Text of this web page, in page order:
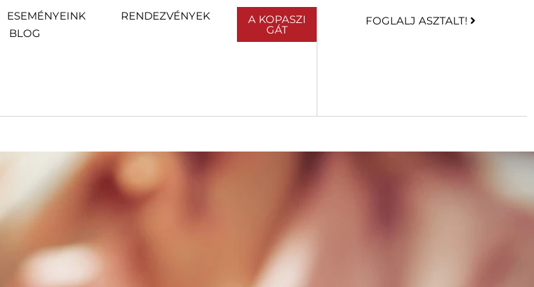
ESEMÉNYEINK
RENDEZVÉNYEK
BLOG
A KOPASZI
GÁT
FOGLALJ ASZTALT!